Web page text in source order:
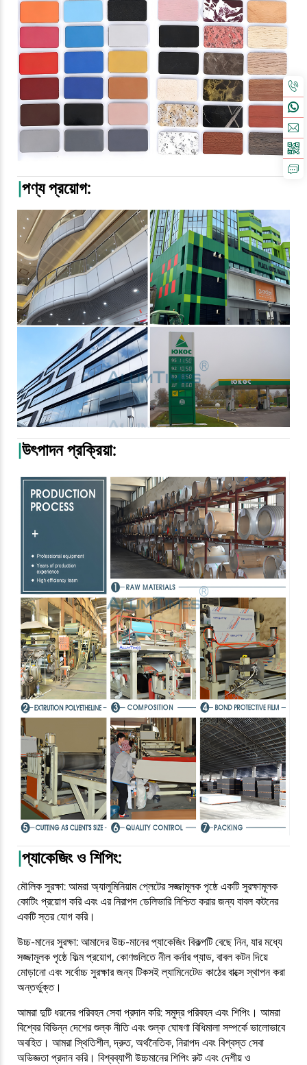
|পণ্য প্রয়োগ:
|উৎপাদন প্রক্রিয়া:
|প্যাকেজিং ও শিপিং:
মৌলিক সুরক্ষা: আমরা অ্যালুমিনিয়াম প্লেটের সজ্জামূলক পৃষ্ঠে একটি সুরক্ষামূলক
কোটিং প্রয়োগ করি এবং এর নিরাপদ ডেলিভারি নিশ্চিত করার জন্য বাবল কটনের
একটি স্তর যোগ করি।
উচ্চ-মানের সুরক্ষা: আমাদের উচ্চ-মানের প্যাকেজিং বিকল্পটি বেছে নিন, যার মধ্যে
সজ্জামূলক পৃষ্ঠে ফিল্ম প্রয়োগ, কোণগুলিতে নীল কর্নার প্যাড, বাবল কটন দিয়ে
মোড়ানো এবং সর্বোচ্চ সুরক্ষার জন্য টিকসই ল্যামিনেটেড কাঠের বাক্সে স্থাপন করা
অন্তর্ভুক্ত।
আমরা দুটি ধরনের পরিবহন সেবা প্রদান করি: সমুদ্র পরিবহন এবং শিপিং। আমরা
বিশ্বের বিভিন্ন দেশের শুল্ক নীতি এবং শুল্ক ঘোষণা বিধিমালা সম্পর্কে ভালোভাবে
অবহিত। আমরা স্থিতিশীল, দ্রুত, অর্থনৈতিক, নিরাপদ এবং বিশ্বস্ত সেবা
অভিজ্ঞতা প্রদান করি। বিশ্বব্যাপী উচ্চমানের শিপিং রুট এবং দেশীয় ও